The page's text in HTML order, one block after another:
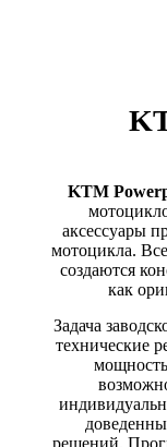
KTM
аксессуары
мотоцикла.
создаются
как
Задача
технические
решений.